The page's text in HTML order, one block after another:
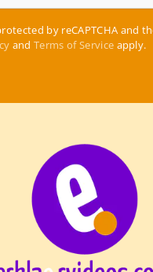
by reCAPTCHA and
andTerms of Service apply.